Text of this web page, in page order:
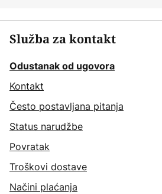
Služba za kontakt
Odustanak od ugovora
Kontakt
Često postavljana pitanja
Status narudžbe
Povratak
Troškovi dostave
Načini plaćanja